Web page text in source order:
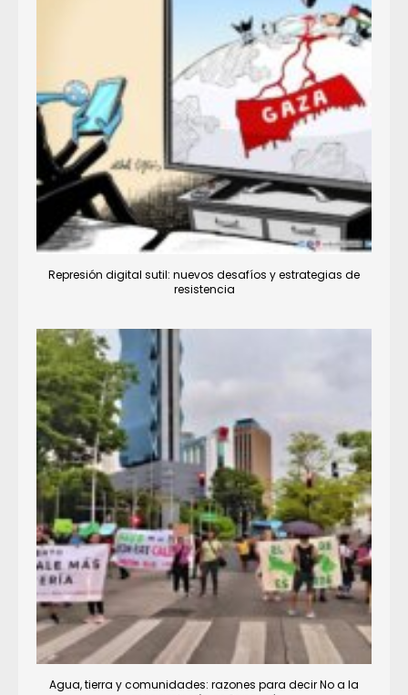
Represión digital sutil: nuevos desafíos y estrategias de
resistencia
Agua, tierra y comunidades: razones para decir No a la